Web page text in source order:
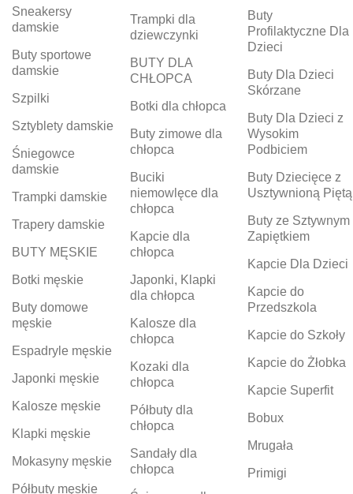
Sneakersy
damskie
Buty sportowe
damskie
Szpilki
Sztyblety damskie
Śniegowce
damskie
Trampki damskie
Trapery damskie
BUTY MĘSKIE
Botki męskie
Buty domowe
męskie
Espadryle męskie
Japonki męskie
Kalosze męskie
Klapki męskie
Mokasyny męskie
Półbuty męskie
Trampki dla
dziewczynki
BUTY DLA
CHŁOPCA
Botki dla chłopca
Buty zimowe dla
chłopca
Buciki
niemowlęce dla
chłopca
Kapcie dla
chłopca
Japonki, Klapki
dla chłopca
Kalosze dla
chłopca
Kozaki dla
chłopca
Półbuty dla
chłopca
Sandały dla
chłopca
Buty
Profilaktyczne Dla
Dzieci
Buty Dla Dzieci
Skórzane
Buty Dla Dzieci z
Wysokim
Podbiciem
Buty Dziecięce z
Usztywnioną Piętą
Buty ze Sztywnym
Zapiętkiem
Kapcie Dla Dzieci
Kapcie do
Przedszkola
Kapcie do Szkoły
Kapcie do Żłobka
Kapcie Superfit
Bobux
Mrugała
Primigi